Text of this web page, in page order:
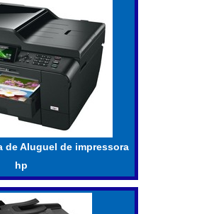
a EPcenter. É possível
têxteis e impressoras
de Aluguel de impressora
hp